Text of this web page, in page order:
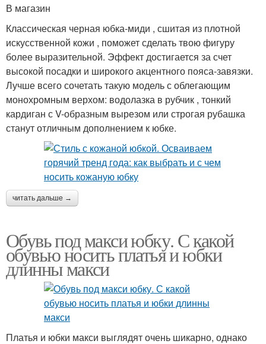
В магазин
Классическая черная юбка-миди , сшитая из плотной
искусственной кожи , поможет сделать твою фигуру
более выразительной. Эффект достигается за счет
высокой посадки и широкого акцентного пояса-завязки.
Лучше всего сочетать такую модель с облегающим
монохромным верхом: водолазка в рубчик , тонкий
кардиган с V-образным вырезом или строгая рубашка
станут отличным дополнением к юбке.
читать дальше →
Обувь под макси юбку. С какой
обувью носить платья и юбки
длинны макси
Платья и юбки макси выглядят очень шикарно, однако